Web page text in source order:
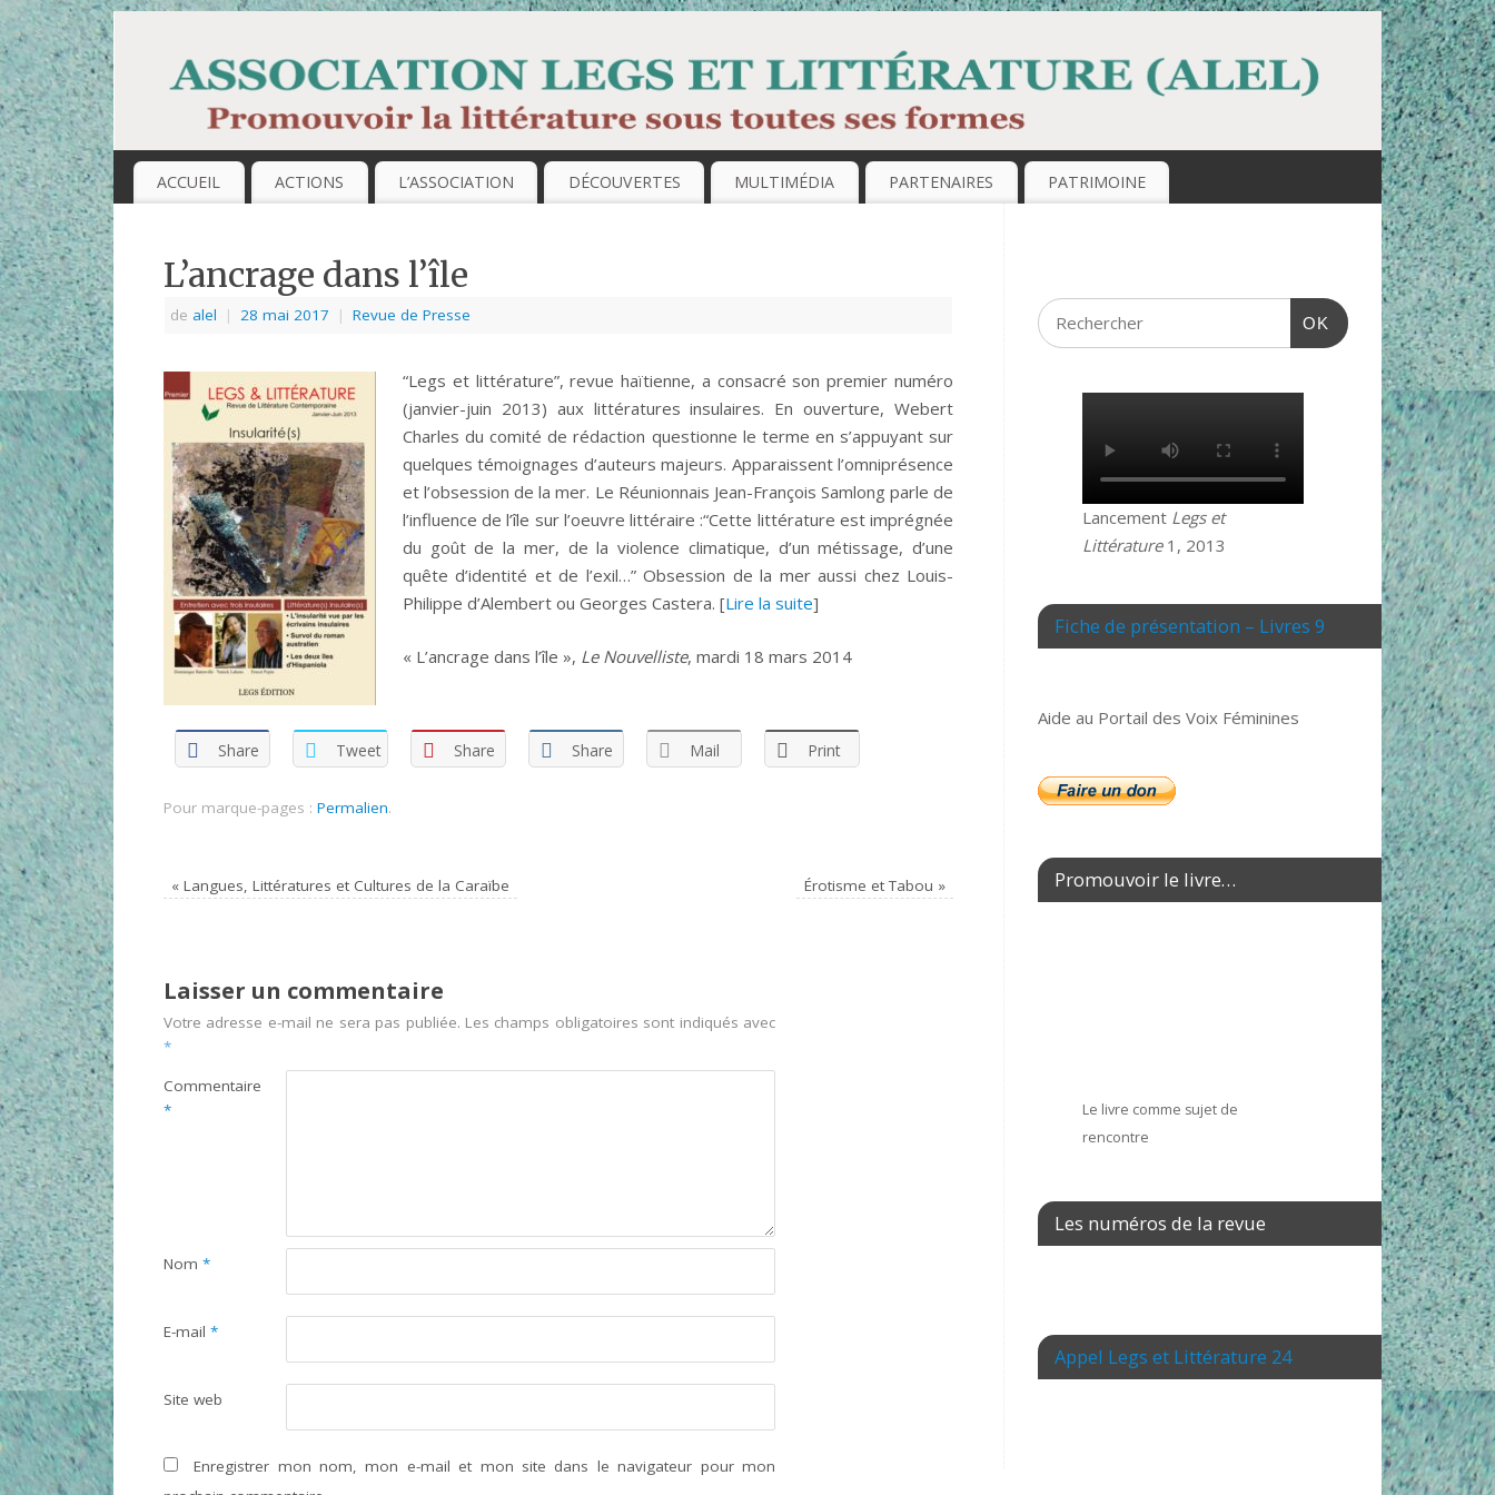
ACCUEIL ACTIONS L’ASSOCIATION DÉCOUVERTES MULTIMÉDIA PARTENAIRES PATRIMOINE
L’ancrage dans l’île
de alel | 28 mai 2017 | Revue de Presse
“Legs et littérature”, revue haïtienne, a consacré son premier numéro
(janvier-juin 2013) aux littératures insulaires. En ouverture, Webert
Charles du comité de rédaction questionne le terme en s’appuyant sur
quelques témoignages d’auteurs majeurs. Apparaissent l’omniprésence
et l’obsession de la mer. Le Réunionnais Jean-François Samlong parle de
l’influence de l’île sur l’oeuvre littéraire :“Cette littérature est imprégnée
du goût de la mer, de la violence climatique, d’un métissage, d’une
quête d’identité et de l’exil…” Obsession de la mer aussi chez Louis-
Philippe d’Alembert ou Georges Castera. [Lire la suite]
« L’ancrage dans l’île », Le Nouvelliste, mardi 18 mars 2014
Share Tweet Share Share Mail Print
Pour marque-pages : Permalien.
« Langues, Littératures et Cultures de la Caraïbe Érotisme et Tabou »
Laisser un commentaire
Votre adresse e-mail ne sera pas publiée. Les champs obligatoires sont indiqués avec
*
Commentaire
*
Nom *
E-mail *
Site web
Enregistrer mon nom, mon e-mail et mon site dans le navigateur pour mon
OK
Lancement Legs et
Littérature1, 2013
Fiche de présentation – Livres 9
Aide au Portail des Voix Féminines
Promouvoir le livre…
Le livre comme sujet de
rencontre
Les numéros de la revue
Appel Legs et Littérature 24